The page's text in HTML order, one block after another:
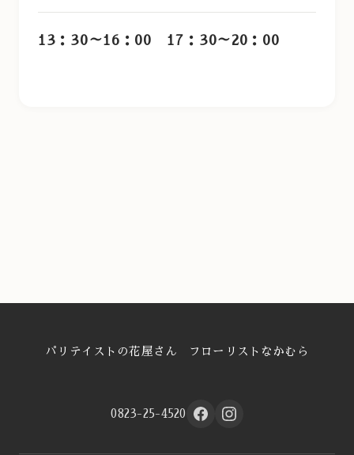
13：30～16：00 17：30～20：00
パリテイストの花屋さん フローリストなかむら
0823-25-4520